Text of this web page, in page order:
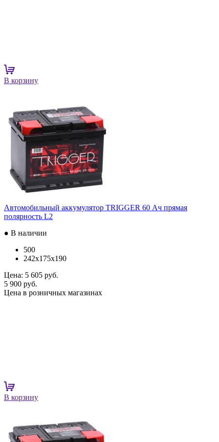
В корзину
Автомобильный аккумулятор TRIGGER 60 Ач прямая
полярность L2
● В наличии
500
242x175x190
Цена: 5 605 руб.
5 900 руб.
Цена в розничных магазинах
В корзину